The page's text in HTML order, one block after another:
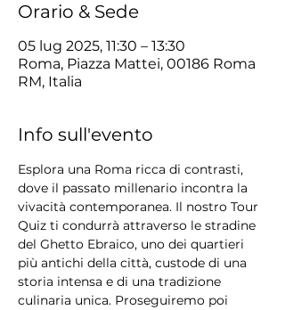
Orario & Sede
05 lug 2025, 11:30 – 13:30
Roma, Piazza Mattei, 00186 Roma
RM, Italia
Info sull'evento
Esplora una Roma ricca di contrasti,
dove il passato millenario incontra la
vivacità contemporanea. Il nostro Tour
Quiz ti condurrà attraverso le stradine
del Ghetto Ebraico, uno dei quartieri
più antichi della città, custode di una
storia intensa e di una tradizione
culinaria unica. Proseguiremo poi